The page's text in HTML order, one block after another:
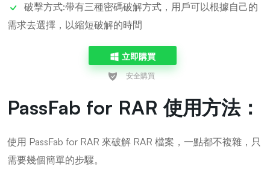
破擊方式:帶有三種密碼破解方式，用戶可以根據自己的
需求去選擇，以縮短破解的時間
立即購買
PassFab for RAR 使用方法：
使用 PassFab for RAR 來破解 RAR 檔案，一點都不複雜，只
需要幾個簡單的步驟。